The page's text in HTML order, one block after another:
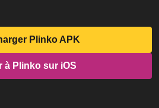
Plinko APK
à Plinko sur iOS